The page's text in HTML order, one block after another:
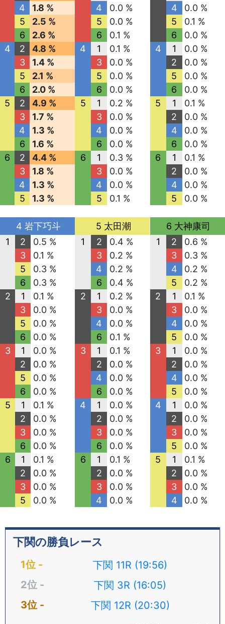
4
1.8 %
5
2.5 %
6
2.6 %
4
2
4.8 %
3
1.4 %
5
2.1 %
6
2.0 %
5
2
4.9 %
3
1.7 %
4
1.3 %
6
1.6 %
6
2
4.4 %
3
1.8 %
4
1.3 %
5
1.3 %
4
0.0 %
5
0.0 %
6
0.1 %
4
1
0.1 %
3
0.0 %
5
0.0 %
6
0.0 %
5
1
0.2 %
3
0.0 %
4
0.0 %
6
0.0 %
6
1
0.3 %
3
0.0 %
4
0.0 %
5
0.1 %
4
0.0 %
5
0.1 %
6
0.0 %
4
1
0.0 %
2
0.0 %
5
0.0 %
6
0.0 %
5
1
0.1 %
2
0.0 %
4
0.0 %
6
0.0 %
6
1
0.1 %
2
0.0 %
4
0.0 %
5
0.0 %
4 岩下巧斗
1
2
0.5 %
3
0.1 %
5
0.3 %
6
0.3 %
2
1
0.1 %
3
0.0 %
5
0.0 %
6
0.0 %
3
1
0.0 %
2
0.0 %
5
0.0 %
6
0.0 %
5
1
0.1 %
2
0.0 %
3
0.0 %
6
0.0 %
6
1
0.1 %
2
0.0 %
3
0.0 %
5
0.0 %
5 太田潮
1
2
0.4 %
3
0.2 %
4
0.2 %
6
0.4 %
2
1
0.2 %
3
0.0 %
4
0.0 %
6
0.1 %
3
1
0.1 %
2
0.0 %
4
0.0 %
6
0.0 %
4
1
0.0 %
2
0.0 %
3
0.0 %
6
0.0 %
6
1
0.1 %
2
0.0 %
3
0.0 %
4
0.0 %
6 大神康司
1
2
0.6 %
3
0.3 %
4
0.2 %
5
0.2 %
2
1
0.1 %
3
0.0 %
4
0.0 %
5
0.0 %
3
1
0.0 %
2
0.0 %
4
0.0 %
5
0.0 %
4
1
0.0 %
2
0.0 %
3
0.0 %
5
0.0 %
5
1
0.1 %
2
0.0 %
3
0.0 %
4
0.0 %
下関の勝負レース
下関 11R (19:56)
下関 3R (16:05)
下関 12R (20:30)